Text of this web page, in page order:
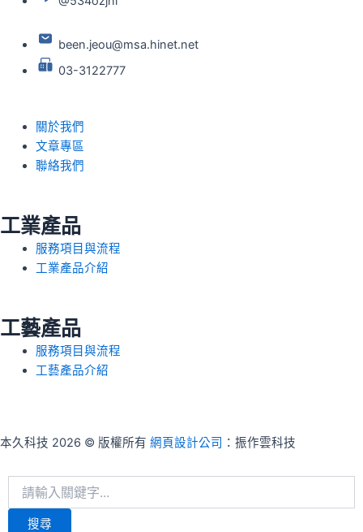
been.jeou@msa.hinet.net
03-3122777
關於我們
文章專區
聯絡我們
工業產品
服務項目與流程
工業產品介紹
工藝產品
服務項目與流程
工藝產品介紹
本久科技 2026 © 版權所有 網頁設計公司 ：振作雲科技
Search
搜尋